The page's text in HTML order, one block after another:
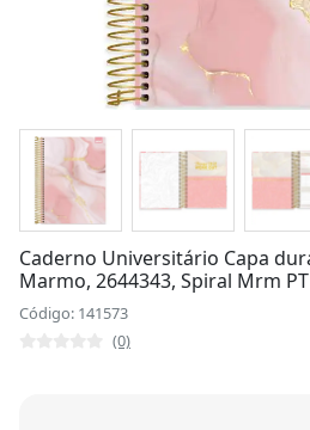
Caderno Universitário Capa
Marmo, 2644343, Spiral Mrm
Código: 141573
(0)